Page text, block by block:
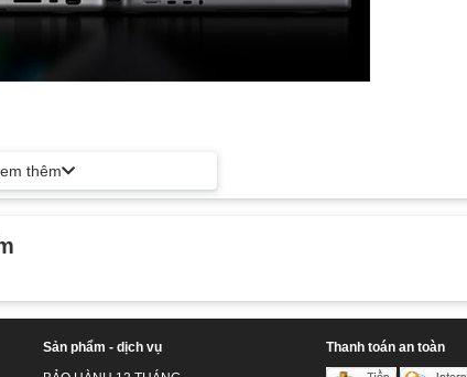
đến hiệu suất cần thiết mà không cần đánh đổi hiệu năng.
bị và cải thiện hiệu suất camera.
thêm
Sản phẩm - dịch vụ
Thanh toán an toàn